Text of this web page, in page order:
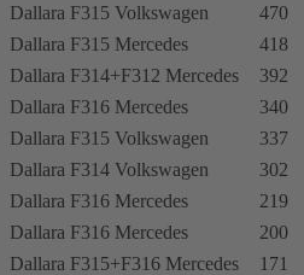
Dallara F315 Volkswagen
470
Dallara F315 Mercedes
418
Dallara F314+F312 Mercedes
392
Dallara F316 Mercedes
340
Dallara F315 Volkswagen
337
Dallara F314 Volkswagen
302
Dallara F316 Mercedes
219
Dallara F316 Mercedes
200
Dallara F315+F316 Mercedes
171